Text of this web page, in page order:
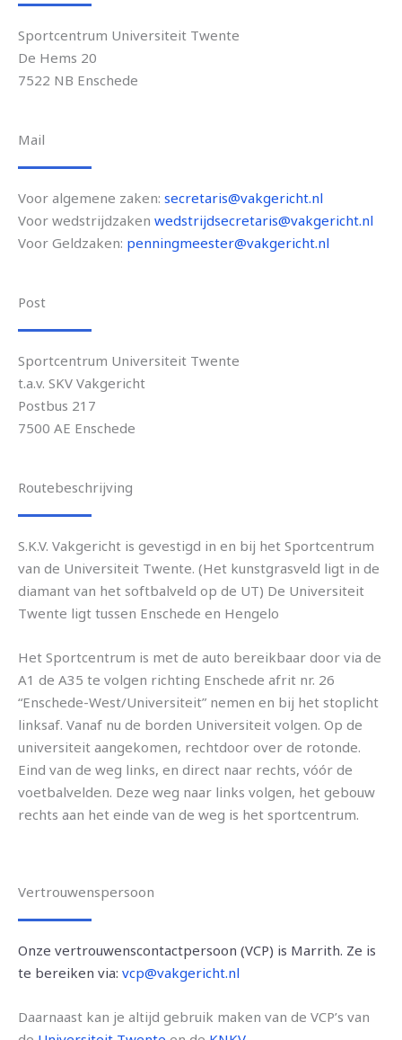
Sportcentrum Universiteit Twente
De Hems 20
7522 NB Enschede
Mail
Voor algemene zaken: secretaris@vakgericht.nl
Voor wedstrijdzaken wedstrijdsecretaris@vakgericht.nl
Voor Geldzaken: penningmeester@vakgericht.nl
Post
Sportcentrum Universiteit Twente
t.a.v. SKV Vakgericht
Postbus 217
7500 AE Enschede
Routebeschrijving
S.K.V. Vakgericht is gevestigd in en bij het Sportcentrum
van de Universiteit Twente. (Het kunstgrasveld ligt in de
diamant van het softbalveld op de UT) De Universiteit
Twente ligt tussen Enschede en Hengelo
Het Sportcentrum is met de auto bereikbaar door via de
A1 de A35 te volgen richting Enschede afrit nr. 26
“Enschede-West/Universiteit” nemen en bij het stoplicht
linksaf. Vanaf nu de borden Universiteit volgen. Op de
universiteit aangekomen, rechtdoor over de rotonde.
Eind van de weg links, en direct naar rechts, vóór de
voetbalvelden. Deze weg naar links volgen, het gebouw
rechts aan het einde van de weg is het sportcentrum.
Vertrouwenspersoon
Onze vertrouwenscontactpersoon (VCP) is Marrith. Ze is
te bereiken via: vcp@vakgericht.nl
Daarnaast kan je altijd gebruik maken van de VCP’s van